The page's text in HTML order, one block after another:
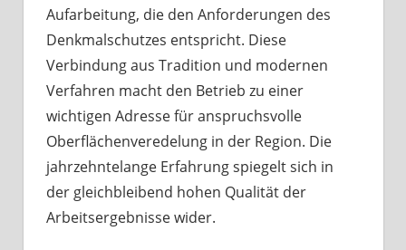
Aufarbeitung, die den Anforderungen des
Denkmalschutzes entspricht. Diese
Verbindung aus Tradition und modernen
Verfahren macht den Betrieb zu einer
wichtigen Adresse für anspruchsvolle
Oberflächenveredelung in der Region. Die
jahrzehntelange Erfahrung spiegelt sich in
der gleichbleibend hohen Qualität der
Arbeitsergebnisse wider.